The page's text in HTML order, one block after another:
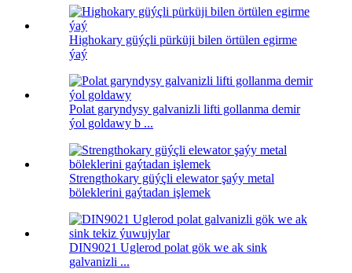
Highokary güýçli pürküji bilen örtülen egirme
ýaý
Polat garyndysy galvanizli lifti gollanma demir
ýol goldawy b ...
Strengthokary güýçli elewator şaýy metal
böleklerini gaýtadan işlemek
DIN9021 Uglerod polat gök we ak sink
galvanizli ...